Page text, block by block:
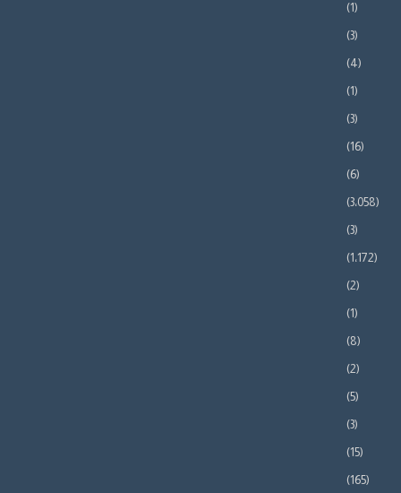
(1)
(3)
(4)
(1)
(3)
(16)
(6)
(3٬058)
(3)
(1٬172)
(2)
(1)
(8)
(2)
(5)
(3)
(15)
(165)